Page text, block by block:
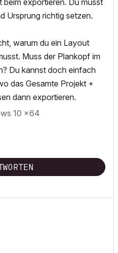
beim exportieren. Du musst
Ursprung richtig setzen.
warum du ein Layout
Muss der Plankopf im
Du kannst doch einfach
das Gesamte Projekt +
dann exportieren.
10 x64